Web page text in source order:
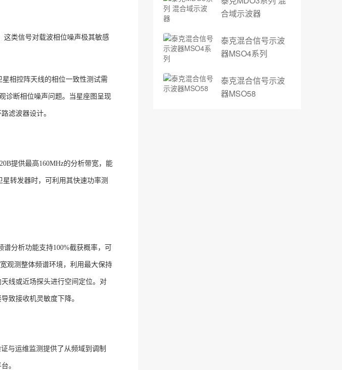
这类信号对载波相位噪声极其敏感
星相控阵天线的相位一致性测试需
诊断相位噪声问题。当星座图呈现
滤波器设计。
提供最高160MHz的分析带宽，能
星转发器时，可利用其快速功率测
谱分析功能支持100%截获概率，可
观测整体频谱环境，利用最大保持
线或近场探头进行空间定位。对
致接收机灵敏度下降。
与运维监测提供了从频域到调制
。
合域示波器
泰克混合信号示波
器MSO4系列
泰克混合信号示波
器MSO58